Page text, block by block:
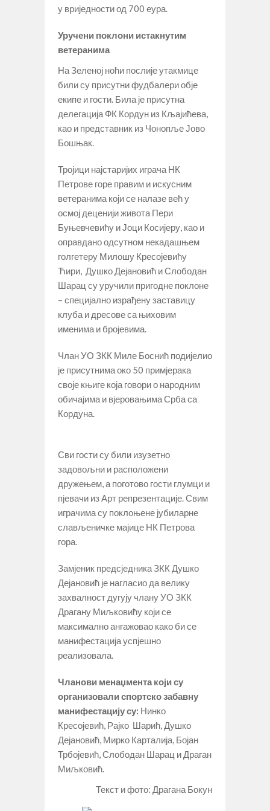
у вриједности од 700 еура.
Уручени поклони истакнутим
ветеранима
На Зеленој ноћи послије утакмице
били су присутни фудбалери обје
екипе и гости. Била је присутна
делегација ФК Кордун из Кљајићева,
као и представник из Чонопље Јово
Бошњак.
Тројици најстаријих играча НК
Петрове горе правим и искусним
ветеранима који се налазе већ у
осмој деценији живота Пери
Буњевчевићу и Јоци Косијеру, као и
оправдано одсутном некадашњем
голгетеру Милошу Кресојевићу
Ћири, Душко Дејановић и Слободан
Шарац су уручили пригодне поклоне
– специјално израђену заставицу
клуба и дресове са њиховим
именима и бројевима.
Члан УО ЗКК Миле Боснић подијелио
је присутнима око 50 примјерака
своје књиге која говори о народним
обичајима и вјеровањима Срба са
Кордуна.
Сви гости су били изузетно
задовољни и расположени
дружењем, а поготово гости глумци и
пјевачи из Арт репрезентације. Свим
играчима су поклоњене јубиларне
слављеничке мајице НК Петрова
гора.
Замјеник предсједника ЗКК Душко
Дејановић је нагласио да велику
захвалност дугују члану УО ЗКК
Драгану Миљковићу који се
максимално ангажовао како би се
манифестација успјешно
реализовала.
Чланови менаџмента који су
организовали спортско забавну
манифестацију су: Нинко
Кресојевић, Рајко Шарић, Душко
Дејановић, Мирко Карталија, Бојан
Трбојевић, Слободан Шарац и Драган
Миљковић.
Текст и фото: Драгана Бокун